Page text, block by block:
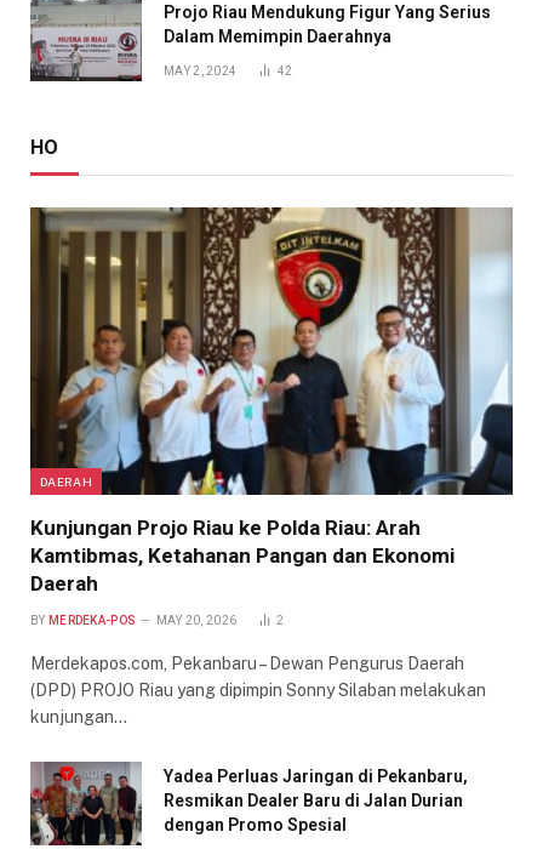
Projo Riau Mendukung Figur Yang Serius
Dalam Memimpin Daerahnya
MAY 2, 2024 42
HO
DAERAH
Kunjungan Projo Riau ke Polda Riau: Arah
Kamtibmas, Ketahanan Pangan dan Ekonomi
Daerah
BY MERDEKA-POS MAY 20, 2026 2
Merdekapos.com, Pekanbaru – Dewan Pengurus Daerah
(DPD) PROJO Riau yang dipimpin Sonny Silaban melakukan
kunjungan…
Yadea Perluas Jaringan di Pekanbaru,
Resmikan Dealer Baru di Jalan Durian
dengan Promo Spesial